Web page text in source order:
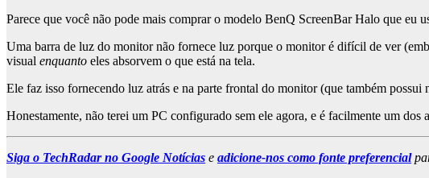
Parece que você não pode mais comprar o modelo BenQ ScreenBar Halo que eu
Uma barra de luz do monitor não fornece luz porque o monitor é difícil de ver
visual enquanto eles absorvem o que está na tela.
Ele faz isso fornecendo luz atrás e na parte frontal do monitor (que também possui
Honestamente, não terei um PC configurado sem ele agora, e é facilmente um
Siga o TechRadar no Google Notícias e adicione-nos como fonte preferencial